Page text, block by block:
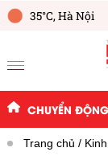
35°C,Hà Nội
CHUYỂN
Trang chủ